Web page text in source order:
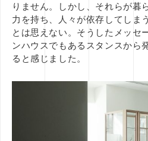
りません。しかし、 それらが暮
力を持ち、人々が依存してしま
とは思えない。そうしたメッセ
ンハウスでもあるスタンスから
ると感じま した。